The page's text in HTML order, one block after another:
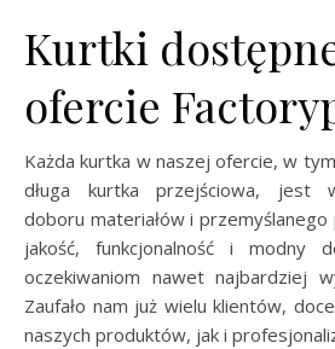
Kurtki
ofercie
Każda kurtka w naszej ofercie, w
długa kurtka przejściowa, jest
doboru materiałów i przemyślanego
jakość, funkcjonalność i modny
oczekiwaniom nawet najbardziej
Zaufało nam już wielu klientów,
naszych produktów, jak i